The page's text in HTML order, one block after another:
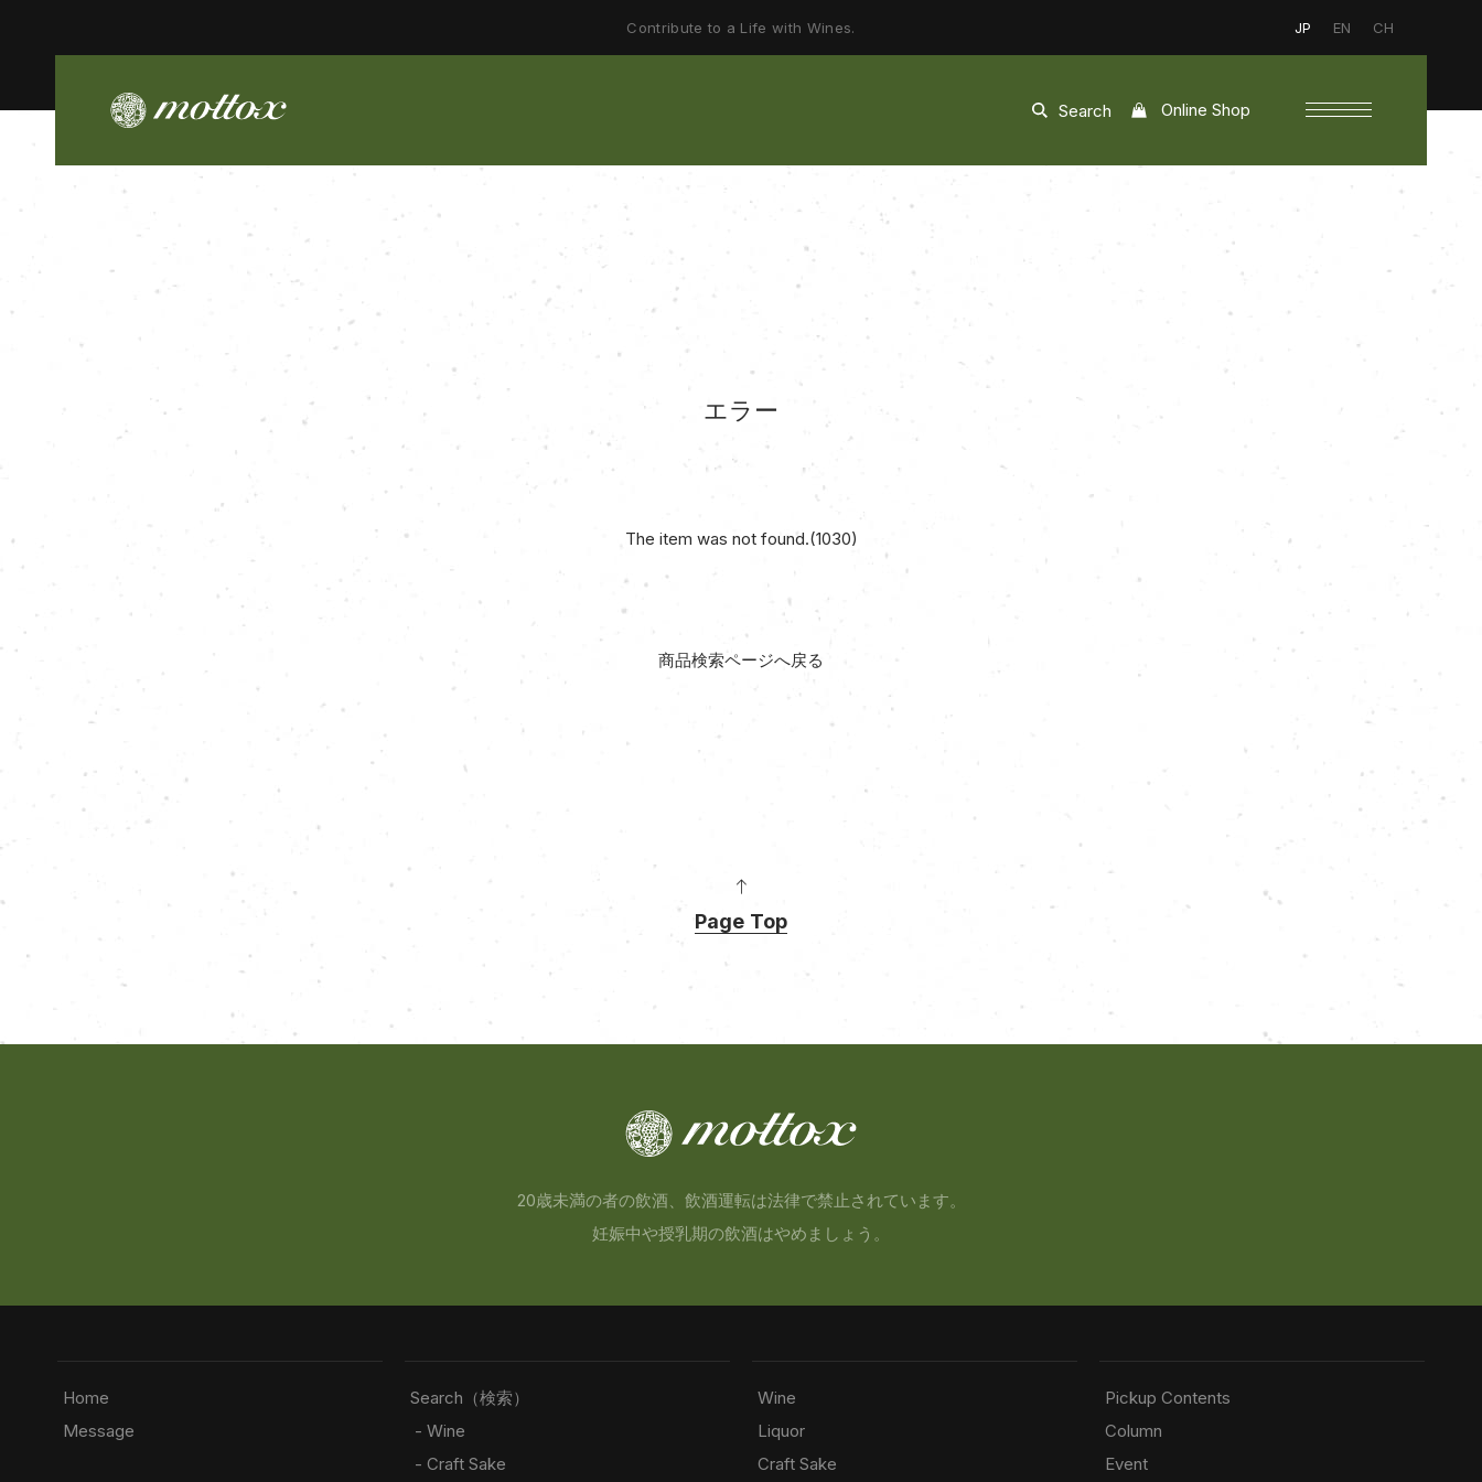
Contribute to a Life with Wines. JP EN CH
Search Online Shop
エラー
The item was not found.(1030)
商品検索ページへ戻る
Page Top
20歳未満の者の飲酒、飲酒運転は法律で禁止されています。
妊娠中や授乳期の飲酒はやめましょう。
Home
Message
Search（検索）
- Wine
- Craft Sake
Wine
Liquor
Craft Sake
Pickup Contents
Column
Event